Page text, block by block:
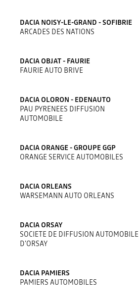
DACIA NOISY-LE-GRAND - SOFIBRIE
ARCADES DES NATIONS
DACIA OBJAT - FAURIE
FAURIE AUTO BRIVE
DACIA OLORON - EDENAUTO
PAU PYRENEES DIFFUSION
AUTOMOBILE
DACIA ORANGE - GROUPE GGP
ORANGE SERVICE AUTOMOBILES
DACIA ORLEANS
WARSEMANN AUTO ORLEANS
DACIA ORSAY
SOCIETE DE DIFFUSION AUTOMOBILE
D'ORSAY
DACIA PAMIERS
PAMIERS AUTOMOBILES